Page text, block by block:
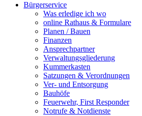
Bürgerservice
Was erledige ich wo
online Rathaus & Formulare
Planen / Bauen
Finanzen
Ansprechpartner
Verwaltungsgliederung
Kummerkasten
Satzungen & Verordnungen
Ver- und Entsorgung
Bauhöfe
Feuerwehr, First Responder
Notrufe & Notdienste